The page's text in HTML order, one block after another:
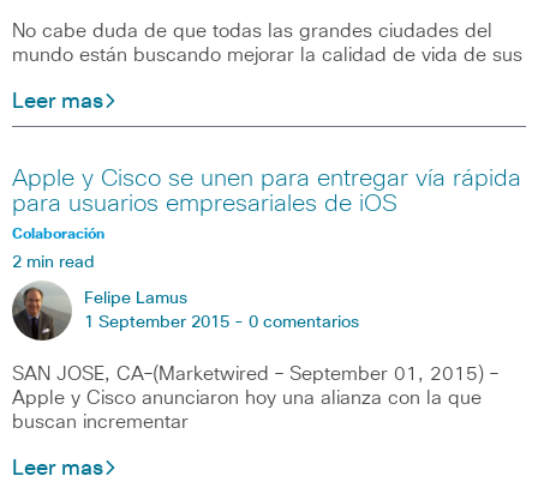
No cabe duda de que todas las grandes ciudades del
mundo están buscando mejorar la calidad de vida de sus
Leer mas
Apple y Cisco se unen para entregar vía rápida
para usuarios empresariales de iOS
Colaboración
2 min read
Felipe Lamus
1 September 2015 - 0 comentarios
SAN JOSE, CA–(Marketwired – September 01, 2015) –
Apple y Cisco anunciaron hoy una alianza con la que
buscan incrementar
Leer mas